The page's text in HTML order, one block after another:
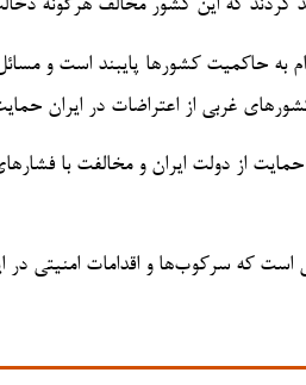
به حاکمیت کشورها پایبند است و
از دولت ایران و مخالفت با
که سرکوب‌ها و اقدامات امنیتی در